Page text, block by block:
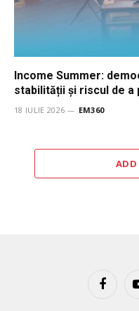
Income Summer:
stabilității și riscul de
18 IULIE 2026 EM360
ADD